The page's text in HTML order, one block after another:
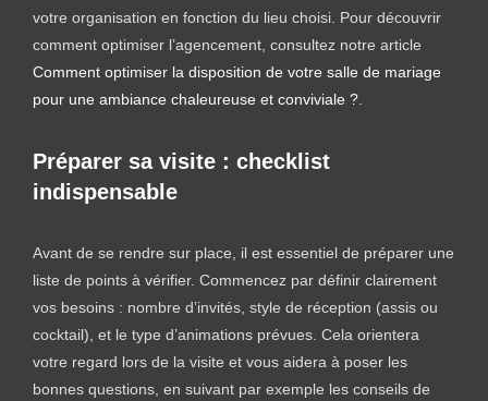
votre organisation en fonction du lieu choisi. Pour découvrir
comment optimiser l’agencement, consultez notre article
Comment optimiser la disposition de votre salle de mariage
pour une ambiance chaleureuse et conviviale ?
Préparer sa visite : checklist
indispensable
Avant de se rendre sur place, il est essentiel de préparer une
liste de points à vérifier. Commencez par définir clairement
vos besoins : nombre d’invités, style de réception (assis ou
cocktail), et le type d’animations prévues. Cela orientera
votre regard lors de la visite et vous aidera à poser les
bonnes questions, en suivant par exemple les conseils de